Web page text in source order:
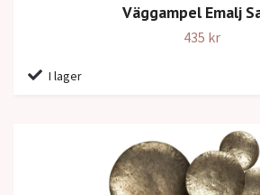
Väggampel Emalj
435 kr
I lager